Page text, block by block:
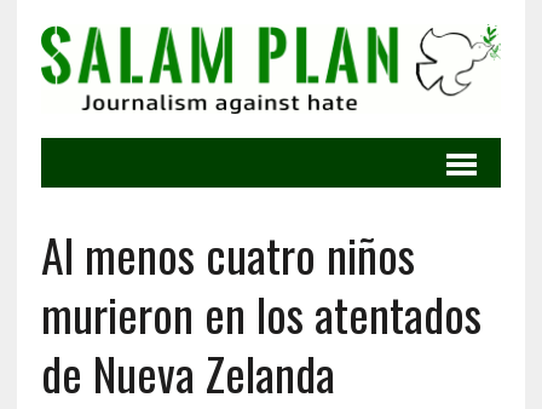
Al menos cuatro niños
murieron en los atentados
de Nueva Zelanda